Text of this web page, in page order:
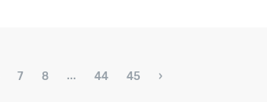
7 8 ... 44 45 ›